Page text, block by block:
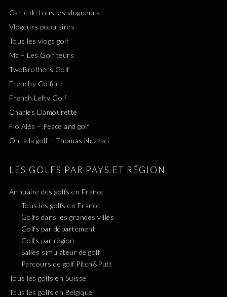
Carte de tous les vlogueurs
Vlogeurs populaires
Tous les vlogs golf
Ma – Les Golfiteurs
TwoBrothers Golf
Frenchy Golfeur
French Lefty Golf
Charles Damourette
Flo Alès – Peace and golf
Oh la la golf – Thomas Nuzzaci
LES GOLFS PAR PAYS ET RÉGION
Annuaire des golfs en France
Tous les golfs en France
Golfs dans les grandes villes
Golfs par département
Golfs par région
Salles simulateur de golf
Parcours de golf Pitch&Putt
Tous les golfs en Suisse
Tous les golfs en Belgique